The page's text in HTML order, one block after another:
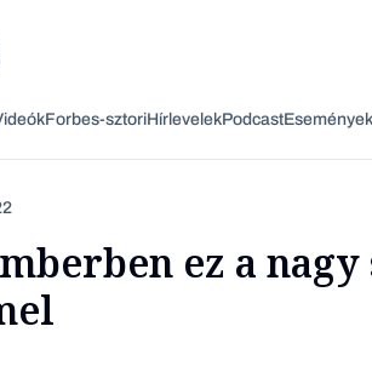
Forbes-sztoriHírlevelekPodcastEsemények
ez a